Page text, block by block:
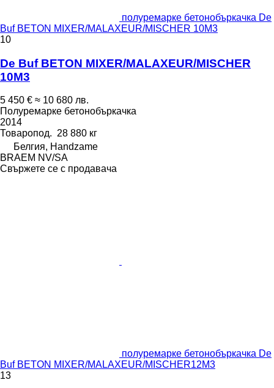
полуремарке бетонобъркачка De
Buf BETON MIXER/MALAXEUR/MISCHER 10M3
10
De Buf BETON MIXER/MALAXEUR/MISCHER
10M3
5 450 € ≈ 10 680 лв.
Полуремарке бетонобъркачка
2014
Товаропод. 28 880 кг
Белгия, Handzame
BRAEM NV/SA
Свържете се с продавача
полуремарке бетонобъркачка De
Buf BETON MIXER/MALAXEUR/MISCHER12M3
13